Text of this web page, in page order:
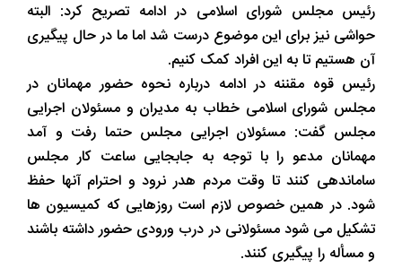
رئیس مجلس شورای اسلامی در ادامه تصریح کرد: البته
حواشی نیز برای این موضوع درست شد اما ما در حال پیگیری
آن هستیم تا به این افراد کمک کنیم.
رئیس قوه مقننه در ادامه درباره نحوه حضور مهمانان در
مجلس شورای اسلامی خطاب به مدیران و مسئولان اجرایی
مجلس گفت: مسئولان اجرایی مجلس حتما رفت و آمد
مهمانان مدعو را با توجه به جابجایی ساعت کار مجلس
ساماندهی کنند تا وقت مردم هدر نرود و احترام آنها حفظ
شود. در همین خصوص لازم است روزهایی که کمیسیون ها
تشکیل می شود مسئولانی در درب ورودی حضور داشته باشند
و مسأله را پیگیری کنند.